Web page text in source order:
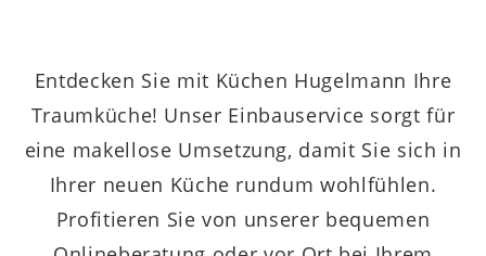
Entdecken Sie mit Küchen Hugelmann Ihre
Traumküche! Unser Einbauservice sorgt für
eine makellose Umsetzung, damit Sie sich in
Ihrer neuen Küche rundum wohlfühlen.
Profitieren Sie von unserer bequemen